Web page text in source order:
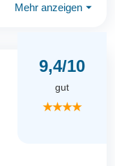
Mehr anzeigen ⏷
9,4/10
gut
★★★★